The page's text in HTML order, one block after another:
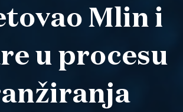
Mlin i
u procesu